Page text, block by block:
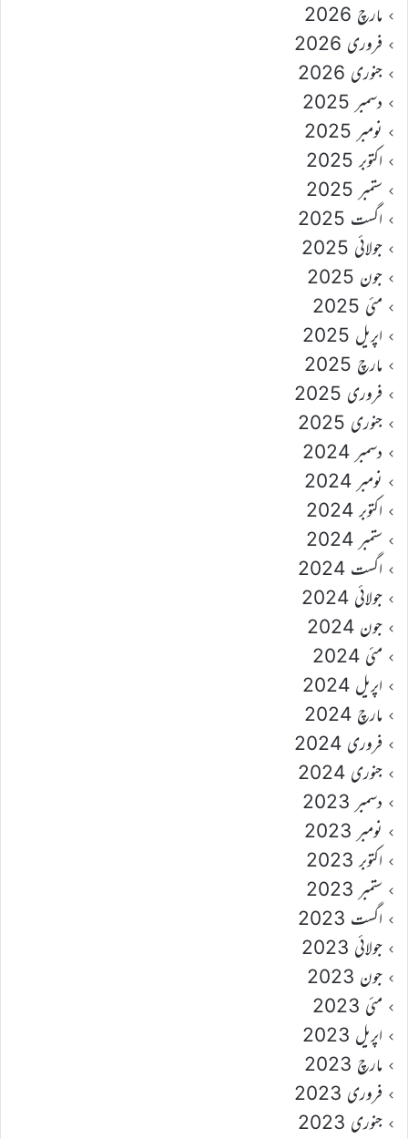
مارچ 2026
فروری 2026
جنوری 2026
دسمبر 2025
نومبر 2025
اکتوبر 2025
ستمبر 2025
اگست 2025
جولائی 2025
جون 2025
مئی 2025
اپریل 2025
مارچ 2025
فروری 2025
جنوری 2025
دسمبر 2024
نومبر 2024
اکتوبر 2024
ستمبر 2024
اگست 2024
جولائی 2024
جون 2024
مئی 2024
اپریل 2024
مارچ 2024
فروری 2024
جنوری 2024
دسمبر 2023
نومبر 2023
اکتوبر 2023
ستمبر 2023
اگست 2023
جولائی 2023
جون 2023
مئی 2023
اپریل 2023
مارچ 2023
فروری 2023
جنوری 2023